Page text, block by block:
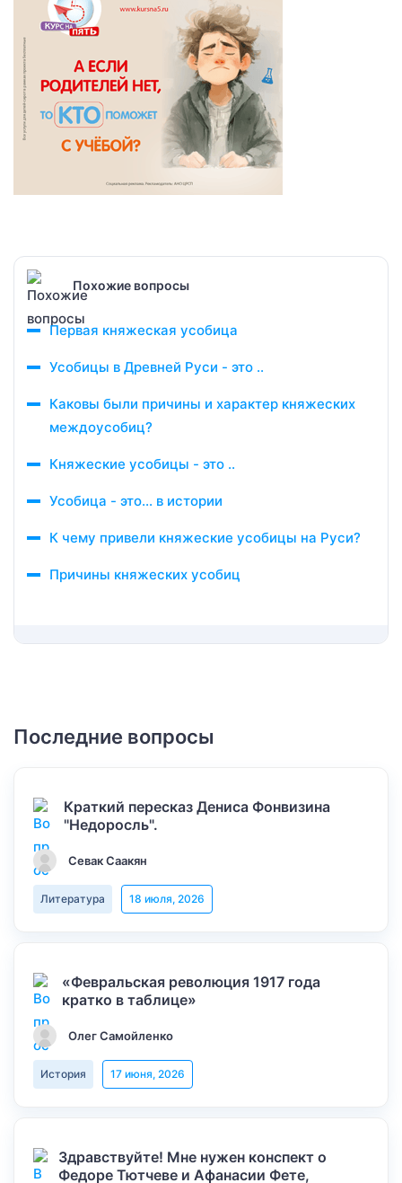
Похожие вопросы
Первая княжеская усобица
Усобицы в Древней Руси - это ..
Каковы были причины и характер княжеских
междоусобиц?
Княжеские усобицы - это ..
Усобица - это... в истории
К чему привели княжеские усобицы на Руси?
Причины княжеских усобиц
Последние вопросы
Краткий пересказ Дениса Фонвизина
"Недоросль".
Севак Саакян
Литература 18 июля, 2026
«Февральская революция 1917 года
кратко в таблице»
Олег Самойленко
История 17 июня, 2026
Здравствуйте! Мне нужен конспект о
Федоре Тютчеве и Афанасии Фете,